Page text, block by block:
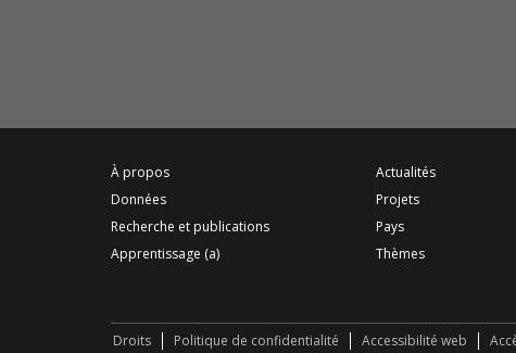
À propos
Données
Recherche et publications
Apprentissage (a)
Actualités
Projets
Pays
Thèmes
Droits Politique de confidentialité Accessibilité web